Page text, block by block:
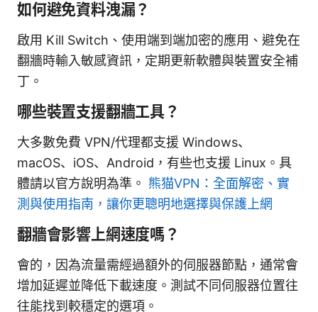
如何避免資料洩漏？
啟用 Kill Switch、使用端到端加密的應用、避免在
翻牆時輸入敏感資訊，定期更新軟體與裝置安全補
丁。
哪些裝置支援翻牆工具？
大多數免費 VPN/代理都支援 Windows、
macOS、iOS、Android，有些也支援 Linux。具
體請以官方說明為準。 熊猫VPN：全面解密、實
測與使用指南，讓你更聰明地選擇與保護上網
翻牆會影響上網速度嗎？
會的，因為流量需經過額外的伺服器節點，通常會
增加延遲並降低下載速度。測試不同伺服器位置往
往能找到較穩定的選項。